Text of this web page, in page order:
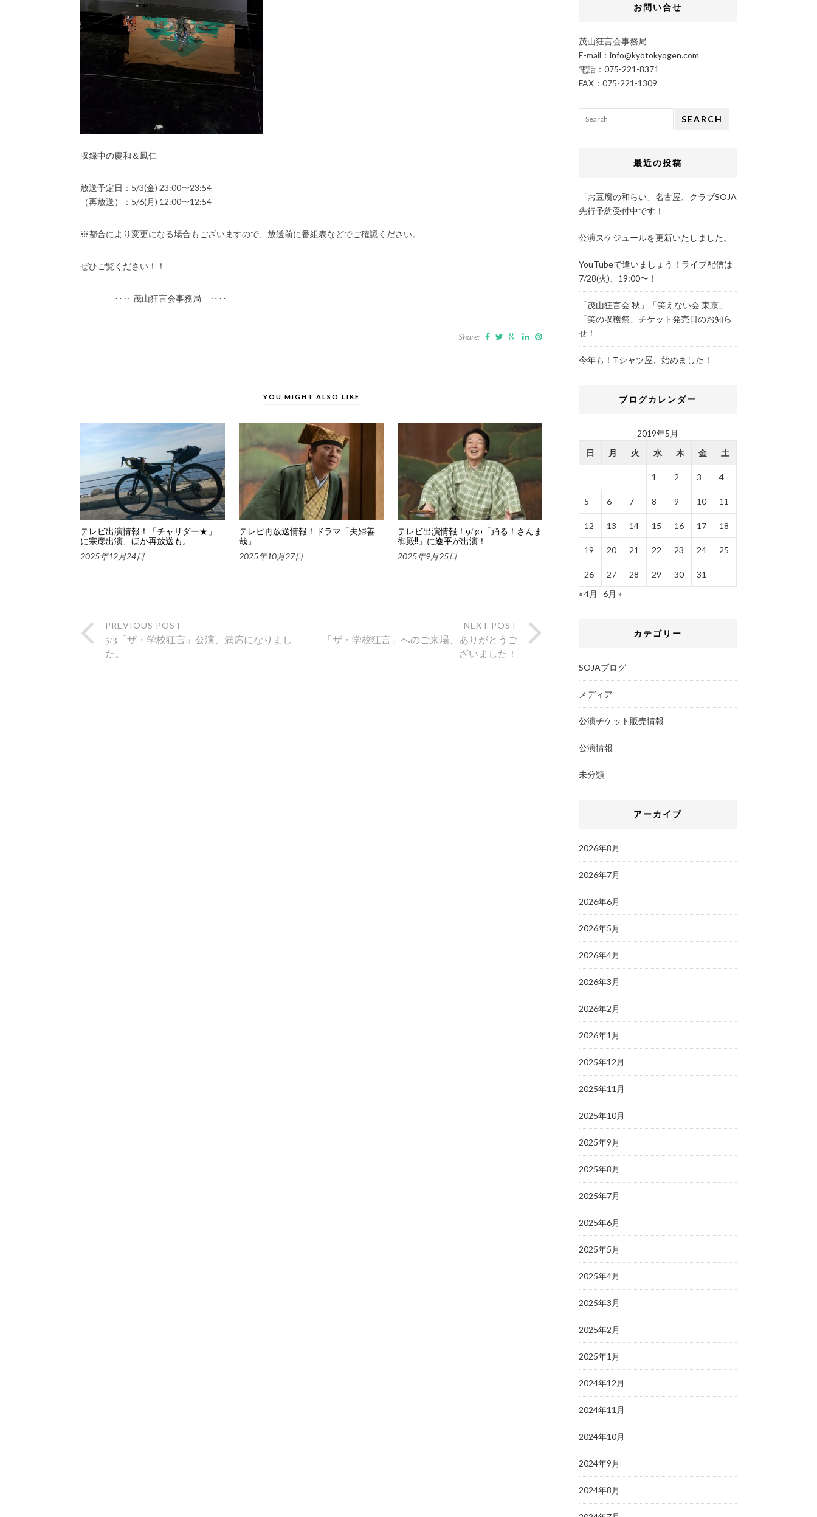
収録中の慶和＆鳳仁
放送予定日：5/3(金) 23:00〜23:54
（再放送）：5/6(月) 12:00〜12:54
※都合により変更になる場合もございますので、放送前に番組表などでご確認ください。
ぜひご覧ください！！
‥‥ 茂山狂言会事務局 ‥‥
Share:
YOU MIGHT ALSO LIKE
テレビ出演情報！「チャリダー★」
に宗彦出演、ほか再放送も。
2025年12月24日
テレビ再放送情報！ドラマ「夫婦善
哉」
2025年10月27日
テレビ出演情報！9/30「踊る！さんま
御殿!!」に逸平が出演！
2025年9月25日
PREVIOUS POST
5/3「ザ・学校狂言」公演、満席になりまし
た。
NEXT POST
「ザ・学校狂言」へのご来場、ありがとうご
ざいました！
お問い合せ
茂山狂言会事務局
E-mail： info@kyotokyogen.com
電話： 075-221-8371
FAX：075-221-1309
SEARCH
最近の投稿
「お豆腐の和らい」名古屋、クラブSOJA
先行予約受付中です！
公演スケジュールを更新いたしました。
YouTubeで逢いましょう！ライブ配信は
7/28(火)、19:00〜！
「茂山狂言会 秋」「笑えない会 東京」
「笑の収穫祭」チケット発売日のお知ら
せ！
今年も！Tシャツ屋、始めました！
ブログカレンダー
2019年5月
日
月 火 水 木 金 土
1 2 3 4
5 6 7 8 9 10 11
12 13 14 15 16 17 18
19 20 21 22 23 24 25
26 27 28 29 30
31
« 4月
6月 »
カテゴリー
SOJAブログ
メディア
公演チケット販売情報
公演情報
未分類
アーカイブ
2026年8月
2026年7月
2026年6月
2026年5月
2026年4月
2026年3月
2026年2月
2026年1月
2025年12月
2025年11月
2025年10月
2025年9月
2025年8月
2025年7月
2025年6月
2025年5月
2025年4月
2025年3月
2025年2月
2025年1月
2024年12月
2024年11月
2024年10月
2024年9月
2024年8月